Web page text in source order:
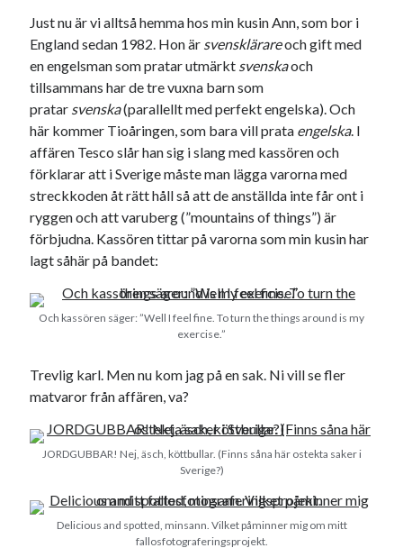
Just nu är vi alltså hemma hos min kusin Ann, som bor i
England sedan 1982. Hon är svensklärareoch gift med
en engelsman som pratar utmärkt svenskaoch
tillsammans har de tre vuxna barn som
pratar svenska(parallellt med perfekt engelska). Och
här kommer Tioåringen, som bara vill prata engelska. I
affären Tesco slår han sig i slang med kassören och
förklarar att i Sverige måste man lägga varorna med
streckkoden åt rätt håll så att de anställda inte får ont i
ryggen och att varuberg (”mountains of things”) är
förbjudna. Kassören tittar på varorna som min kusin har
lagt såhär på bandet:
Och kassören säger: ”Well I feel fine. To turn the things around is my
exercise.”
Trevlig karl. Men nu kom jag på en sak. Ni vill se fler
matvaror från affären, va?
JORDGUBBAR! Nej, äsch, köttbullar. (Finns såna här ostekta saker i
Sverige?)
Delicious and spotted, minsann. Vilket påminner mig om mitt
fallosfotograferingsprojekt.